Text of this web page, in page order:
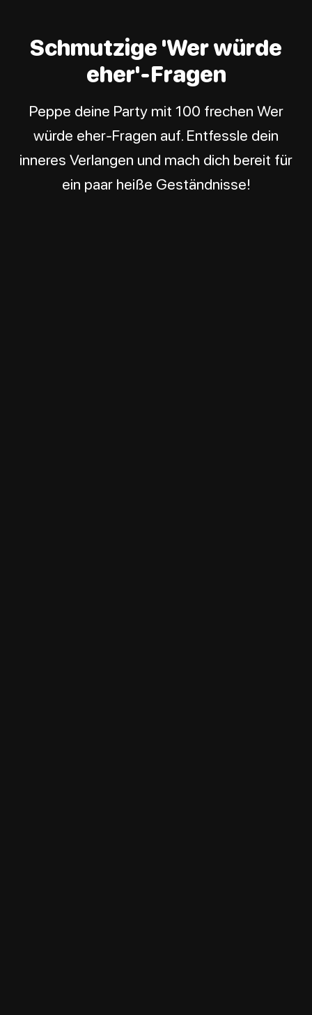
Schmutzige 'Wer würde
eher'-Fragen
Peppe deine Party mit 100 frechen Wer
würde eher-Fragen auf. Entfessle dein
inneres Verlangen und mach dich bereit für
ein paar heiße Geständnisse!